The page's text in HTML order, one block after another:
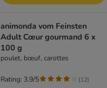
animonda vom Feinsten
Adult Cœur gourmand 6 x
100 g
poulet, bœuf, carottes
Rating: 3.9/5 (12)